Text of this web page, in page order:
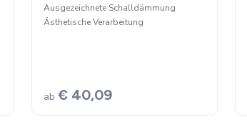
Ausgezeichnete Schalldämmung
Ästhetische Verarbeitung
ab € 40,09